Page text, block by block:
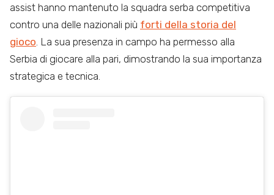
assist hanno mantenuto la squadra serba competitiva
contro una delle nazionali più forti della storia del
gioco . La sua presenza in campo ha permesso alla
Serbia di giocare alla pari, dimostrando la sua importanza
strategica e tecnica.